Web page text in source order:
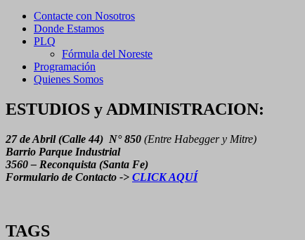
Contacte con Nosotros
Donde Estamos
PLQ
Fórmula del Noreste
Programación
Quienes Somos
ESTUDIOS y ADMINISTRACION:
27 de Abril (Calle 44) N° 850 (Entre Habegger y Mitre)
Barrio Parque Industrial
3560 – Reconquista (Santa Fe)
Formulario de Contacto -> CLICK AQUÍ
TAGS